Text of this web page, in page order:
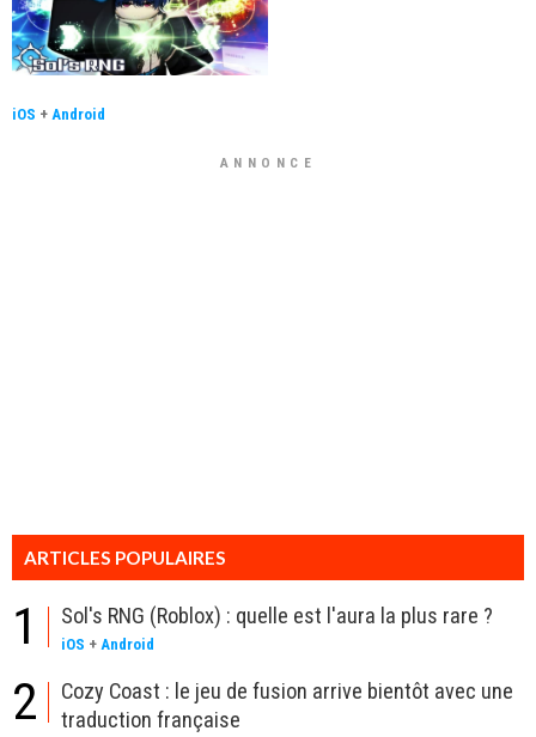
iOS + Android
ANNONCE
ARTICLES POPULAIRES
1 Sol's RNG (Roblox) : quelle est l'aura la plus rare ?
iOS + Android
2
Cozy Coast : le jeu de fusion arrive bientôt avec une
traduction française